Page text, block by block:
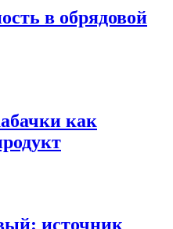
в обрядовой
как
источник